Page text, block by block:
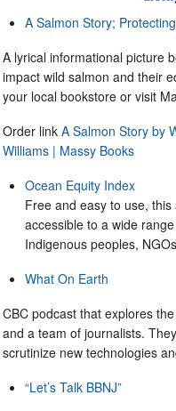
A Salmon Story;
A lyrical informational picture
impact wild salmon and their
your local bookstore or visit
Order link A Salmon Story by
Williams | Massy Books
Ocean Equity Index
Free and easy to use,
accessible to a wide
Indigenous peoples,
What On Earth
CBC podcast that explores
and a team of journalists.
scrutinize new technologies
“Let’s Talk BBNJ”